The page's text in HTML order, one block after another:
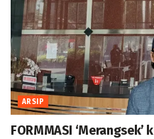
ARSIP
FORMMASI